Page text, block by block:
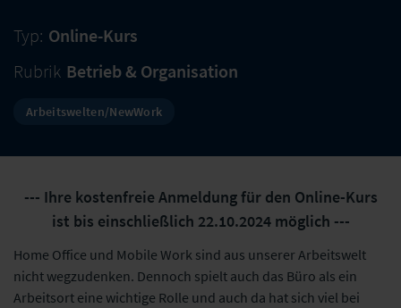
Typ: Online-Kurs
Rubrik Betrieb & Organisation
Arbeitswelten/NewWork
--- Ihre kostenfreie Anmeldung für den Online-Kurs
ist bis einschließlich 22.10.2024 möglich ---
Home Office und Mobile Work sind aus unserer Arbeitswelt
nicht wegzudenken. Dennoch spielt auch das Büro als ein
Arbeitsort eine wichtige Rolle und auch da hat sich viel bei